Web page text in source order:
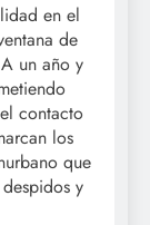
en el
de
un año y
contacto
los
que
y